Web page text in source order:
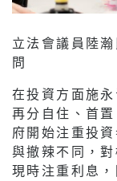
立法會議員陸
問
在投資方面施
再分自住、首
府開始注重投
與撤辣不同，
現時注重利息